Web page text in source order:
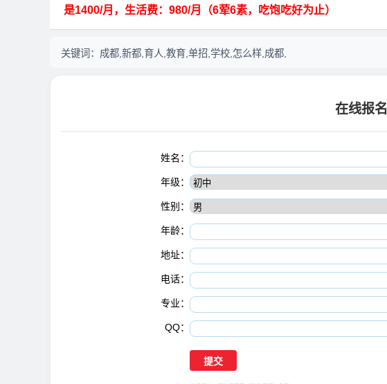
是1400/月，生活费：980/月（6荤6素，吃饱吃好为止）
关键词： 成都,新都,育人,教育,单招,学校,怎么样,成都,
在线报名
姓名：
年级：
性别：
年龄：
地址：
电话：
专业：
QQ：